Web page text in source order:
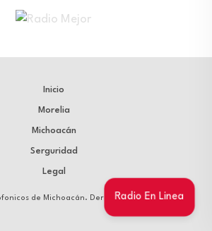
Radio En Linea
de Michoacán. Derechos Reservados.
Inicio
Morelia
Michoacán
Serguridad
Legal